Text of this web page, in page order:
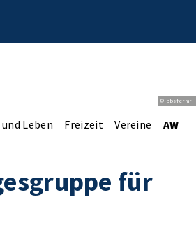
© bbsferrari
Leben Freizeit Vereine AWO
für